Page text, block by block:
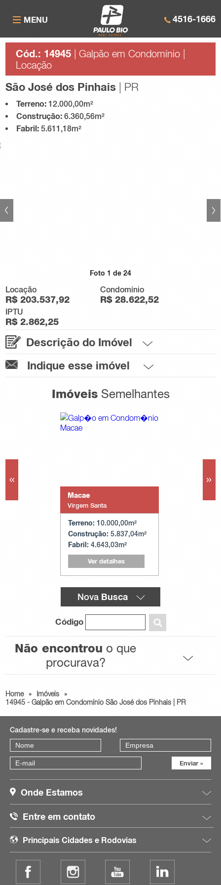
4516-1666
MENU
Cód.: 14945 | Galpão em Condomínio |
Locação
São José dos Pinhais | PR
Terreno: 12.000,00m²
Construção: 6.360,56m²
Fabril: 5.611,18m²
Foto 1 de 24
Locação
R$ 203.537,92
Condomínio
R$ 28.622,52
IPTU
R$ 2.862,25
Descrição do Imóvel
Indique esse imóvel
ImóveisSemelhantes
Macae
Virgem Santa
Terreno: 10.000,00m²
Construção: 5.837,04m²
Fabril: 4.643,03m²
Ver detalhes
« »
Nova Busca
Código
Não encontrou o que
procurava?
Home » Imóveis
»
14945 - Galpão em Condomínio São José dos Pinhais | PR
Cadastre-se e receba novidades!
Onde Estamos
Entre em contato
Principais Cidades e Rodovias